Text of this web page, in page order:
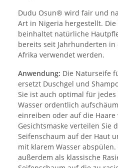
Dudu Osun® wird fair und
Art in Nigeria hergestellt.
beinhaltet natürliche
bereits seit Jahrhunderten
Afrika verwendet werden.
Anwendung: Die Naturseife
ersetzt Duschgel und
Sie ist auch optimal für jedes
Wasser ordentlich
einreiben oder auf die Haare
Gesichtsmaske verteilen Sie
Seifenschaum auf der Haut
mit klarem Wasser
außerdem als klassische